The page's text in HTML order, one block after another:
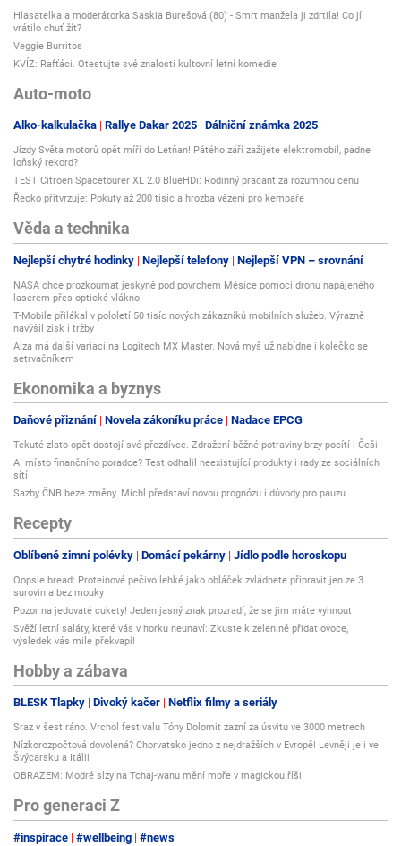
Hlasatelka a moderátorka Saskia Burešová (80) - Smrt manžela ji zdrtila! Co jí
vrátilo chuť žít?
Veggie Burritos
KVÍZ: Rafťáci. Otestujte své znalosti kultovní letní komedie
Auto-moto
Alko-kalkulačka Rallye Dakar 2025 Dálniční známka 2025
Jízdy Světa motorů opět míří do Letňan! Pátého září zažijete elektromobil, padne
loňský rekord?
TEST Citroën Spacetourer XL 2.0 BlueHDi: Rodinný pracant za rozumnou cenu
Řecko přitvrzuje: Pokuty až 200 tisíc a hrozba vězení pro kempaře
Věda a technika
Nejlepší chytré hodinky Nejlepší telefony Nejlepší VPN – srovnání
NASA chce prozkoumat jeskyně pod povrchem Měsíce pomocí dronu napájeného
laserem přes optické vlákno
T-Mobile přilákal v pololetí 50 tisíc nových zákazníků mobilních služeb. Výrazně
navýšil zisk i tržby
Alza má další variaci na Logitech MX Master. Nová myš už nabídne i kolečko se
setrvačníkem
Ekonomika a byznys
Daňové přiznání Novela zákoníku práce Nadace EPCG
Tekuté zlato opět dostojí své přezdívce. Zdražení běžné potraviny brzy pocítí i Češi
AI místo finančního poradce? Test odhalil neexistující produkty i rady ze sociálních
sítí
Sazby ČNB beze změny. Michl představí novou prognózu i důvody pro pauzu
Recepty
Oblíbené zimní polévky Domácí pekárny Jídlo podle horoskopu
Oopsie bread: Proteinové pečivo lehké jako obláček zvládnete připravit jen ze 3
surovin a bez mouky
Pozor na jedovaté cukety! Jeden jasný znak prozradí, že se jim máte vyhnout
Svěží letní saláty, které vás v horku neunaví: Zkuste k zelenině přidat ovoce,
výsledek vás mile překvapí!
Hobby a zábava
BLESK Tlapky Divoký kačer Netflix filmy a seriály
Sraz v šest ráno. Vrchol festivalu Tóny Dolomit zazní za úsvitu ve 3000 metrech
Nízkorozpočtová dovolená? Chorvatsko jedno z nejdražších v Evropě! Levněji je i ve
Švýcarsku a Itálii
OBRAZEM: Modré slzy na Tchaj-wanu mění moře v magickou říši
Pro generaci Z
#inspirace #wellbeing #news